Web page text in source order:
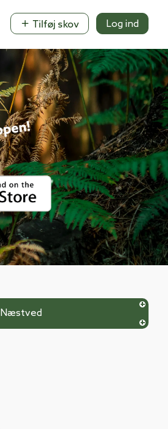
Tilføj skov Log ind
Næstved